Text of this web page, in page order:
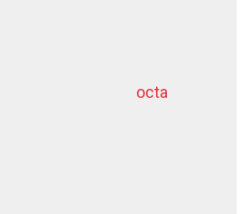
octa
dziļurbums